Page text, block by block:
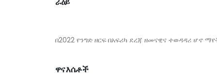
በ2022 የንግድ ዘርፍ በአፍሪካ ደረጃ ዘመናዊና ተወዳዳሪ ሆኖ
ዋና እሴቶች